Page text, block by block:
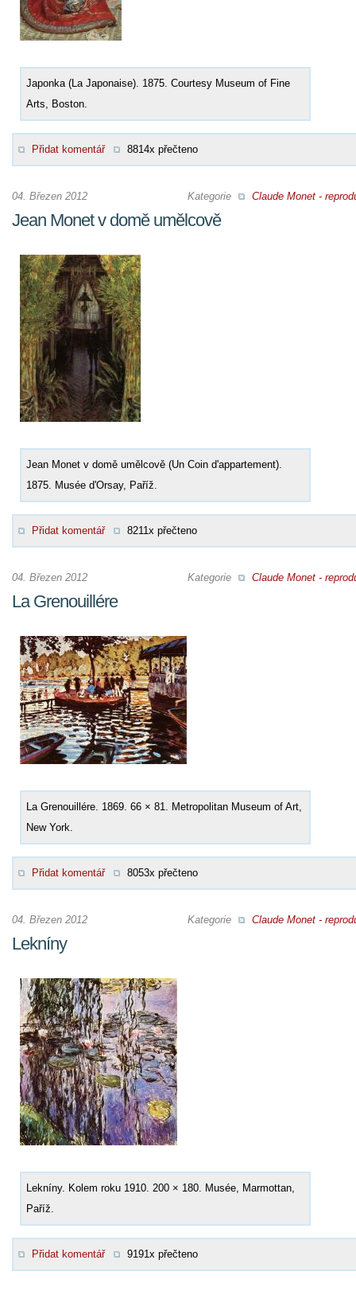
Japonka (La Japonaise). 1875. Courtesy Museum of Fine
Arts, Boston.
Přidat komentář 8814x přečteno
Kategorie Claude Monet -
04. Březen 2012
Jean Monet v domě umělcově
Jean Monet v domě umělcově (Un Coin d'appartement).
1875. Musée d'Orsay, Paříž.
Přidat komentář 8211x přečteno
Kategorie Claude Monet -
04. Březen 2012
La Grenouillére
La Grenouillére. 1869. 66 × 81. Metropolitan Museum of Art,
New York.
Přidat komentář 8053x přečteno
Kategorie Claude Monet -
04. Březen 2012
Lekníny
Lekníny. Kolem roku 1910. 200 × 180. Musée, Marmottan,
Paříž.
Přidat komentář 9191x přečteno